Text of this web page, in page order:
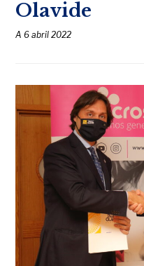
Olavide
A6 abril 2022